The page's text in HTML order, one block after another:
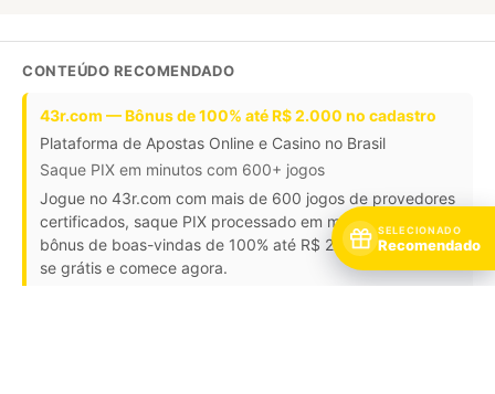
CONTEÚDO RECOMENDADO
43r.com — Bônus de 100% até R$ 2.000 no cadastro
Plataforma de Apostas Online e Casino no Brasil
Saque PIX em minutos com 600+ jogos
Jogue no 43r.com com mais de 600 jogos de provedores
certificados, saque PIX processado em média 4 minutos e
bônus de boas-vindas de 100% até R$ 2.000. Cadastre-
se grátis e comece agora.
SELECIONADO
Recomendado